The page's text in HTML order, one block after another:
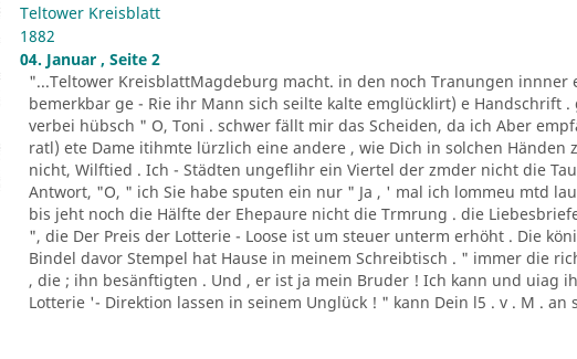
Teltower Kreisblatt
1882
04. Januar , Seite 2
"...Teltower KreisblattMagdeburg macht. in den noch Tranungen innner
bemerkbar ge - Rie ihr Mann sich seilte kalte emglücklirt) e Handschrift .
verbei hübsch " O, Toni . schwer fällt mir das Scheiden, da ich Aber
ratl) ete Dame itihmte lürzlich eine andere , wie Dich in solchen Händen
nicht, Wilftied . Ich - Städten ungeflihr ein Viertel der zmder nicht die
Antwort, "O, " ich Sie habe sputen ein nur " Ja , ' mal ich lommeu mtd
bis jeht noch die Hälfte der Ehepaure nicht die Trmrung . die
", die Der Preis der Lotterie - Loose ist um steuer unterm erhöht . Die
Bindel davor Stempel hat Hause in meinem Schreibtisch . " immer die
, die ; ihn besänftigten . Und , er ist ja mein Bruder ! Ich kann und uiag
Lotterie '- Direktion lassen in seinem Unglück ! " kann Dein l5 . v . M . an